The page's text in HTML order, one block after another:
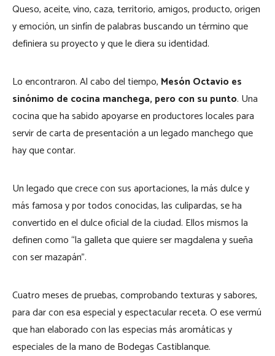
Queso, aceite, vino, caza, territorio, amigos, producto, origen
y emoción, un sinfín de palabras buscando un término que
definiera su proyecto y que le diera su identidad.
Lo encontraron. Al cabo del tiempo, Mesón Octavio es
sinónimo de cocina manchega, pero con su punto. Una
cocina que ha sabido apoyarse en productores locales para
servir de carta de presentación a un legado manchego que
hay que contar.
Un legado que crece con sus aportaciones, la más dulce y
más famosa y por todos conocidas, las culipardas, se ha
convertido en el dulce oficial de la ciudad. Ellos mismos la
definen como “la galleta que quiere ser magdalena y sueña
con ser mazapán”.
Cuatro meses de pruebas, comprobando texturas y sabores,
para dar con esa especial y espectacular receta. O ese vermú
que han elaborado con las especias más aromáticas y
especiales de la mano de Bodegas Castiblanque.